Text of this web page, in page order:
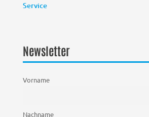
Service
Newsletter
Vorname
Nachname